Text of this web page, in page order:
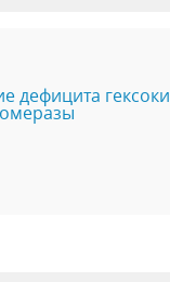
дефицита